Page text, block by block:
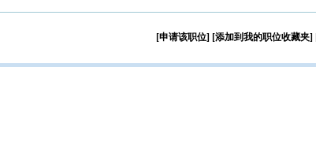
[申请该职位] [添加到我的职位收藏夹]